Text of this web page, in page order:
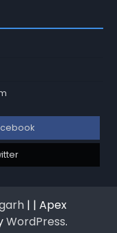
| | Apex
WordPress.